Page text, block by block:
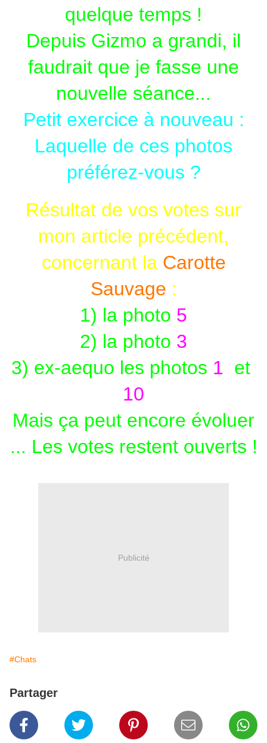
quelque temps !
Depuis Gizmo a grandi, il
faudrait que je fasse une
nouvelle séance...
Petit exercice à nouveau :
Laquelle de ces photos
préférez-vous ?
Résultat de vos votes sur
mon article précédent,
concernant la Carotte
Sauvage :
1) la photo 5
2) la photo 3
3) ex-aequo les photos 1 et
10
Mais ça peut encore évoluer
... Les votes restent ouverts !
Publicité
#Chats
Partager